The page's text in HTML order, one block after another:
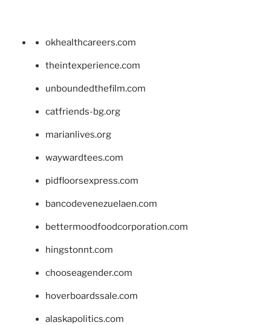
okhealthcareers.com
theintexperience.com
unboundedthefilm.com
catfriends-bg.org
marianlives.org
waywardtees.com
pidfloorsexpress.com
bancodevenezuelaen.com
bettermoodfoodcorporation.com
hingstonnt.com
chooseagender.com
hoverboardssale.com
alaskapolitics.com